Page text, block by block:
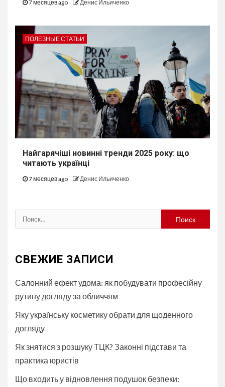
7 месяцев ago Денис Ильиченко
ПОЛЕЗНЫЕ СТАТЬИ
Найгарячіші новинні тренди 2025 року: що
читають українці
7 месяцев ago Денис Ильиченко
Найти:
СВЕЖИЕ ЗАПИСИ
Салонний ефект удома: як побудувати професійну
рутину догляду за обличчям
Яку українську косметику обрати для щоденного
догляду
Як знятися з розшуку ТЦК? Законні підстави та
практика юристів
Що входить у відновлення подушок безпеки: